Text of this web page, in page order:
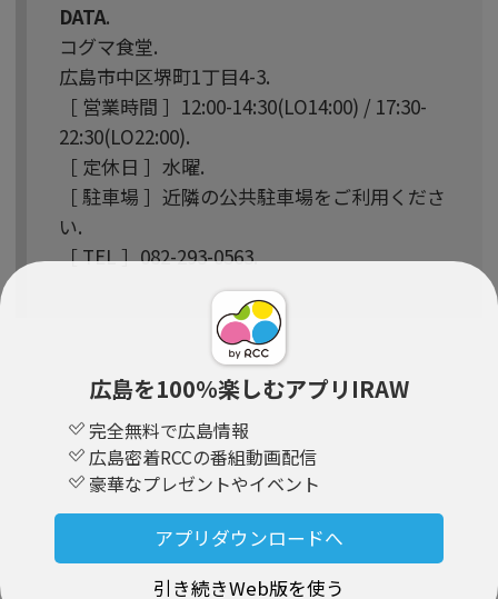
広島を100％楽しむアプリIRAW
完全無料で広島情報
広島密着RCCの番組動画配信
豪華なプレゼントやイベント
アプリダウンロードへ
引き続きWeb版を使う
DATA.
コグマ食堂.
広島市中区堺町1丁目4-3.
［ 営業時間 ］12:00-14:30(LO14:00) / 17:30-
22:30(LO22:00).
［ 定休日 ］水曜.
［ 駐車場 ］近隣の公共駐車場をご利用くださ
い.
［ TEL ］082-293-0563.